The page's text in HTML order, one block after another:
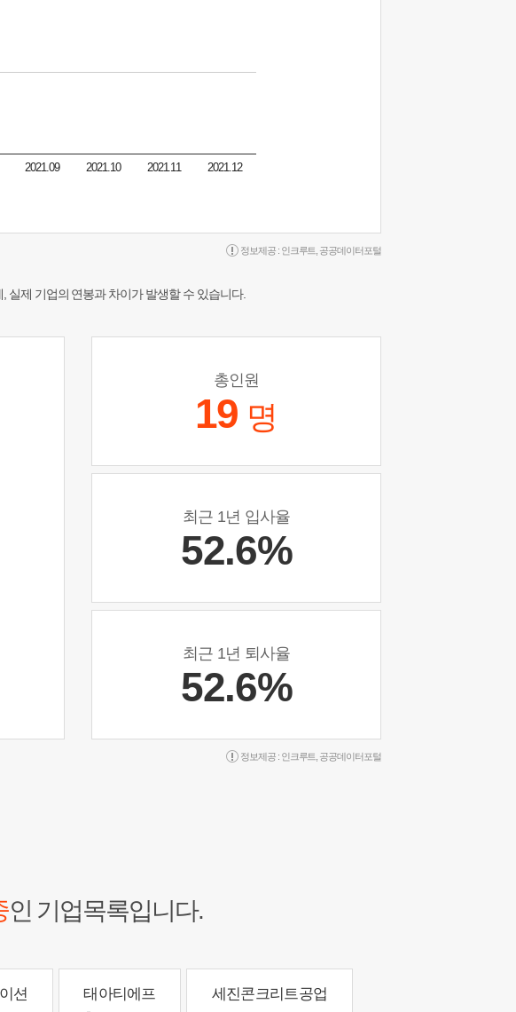
2021.09 2021.10 2021.11 2021.12
정보제공 : 인크루트 공공데이터포털
실제 기업의 연봉과 차이가 발생할 수 있습니다.
총인원
19 명
최근 1년 입사율
52.6%
최근 1년 퇴사율
52.6%
정보제공 : 인크루트 공공데이터포털
인 기업목록입니다.
션 태아티에프 세진콘크리트공업